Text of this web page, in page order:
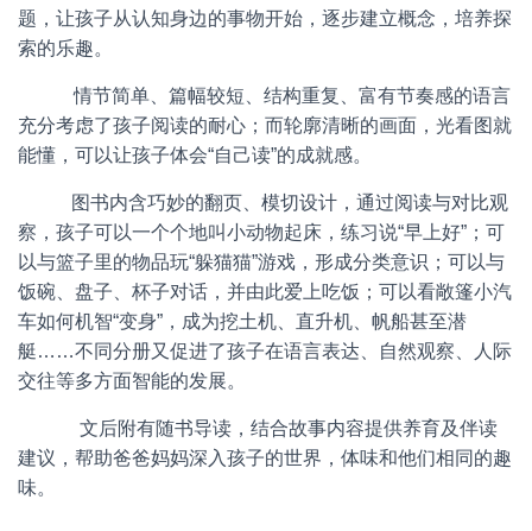
题，让孩子从认知身边的事物开始，逐步建立概念，培养探
索的乐趣。
情节简单、篇幅较短、结构重复、富有节奏感的语言
充分考虑了孩子阅读的耐心；而轮廓清晰的画面，光看图就
能懂，可以让孩子体会“自己读”的成就感。
图书内含巧妙的翻页、模切设计，通过阅读与对比观
察，孩子可以一个个地叫小动物起床，练习说“早上好”；可
以与篮子里的物品玩“躲猫猫”游戏，形成分类意识；可以与
饭碗、盘子、杯子对话，并由此爱上吃饭；可以看敞篷小汽
车如何机智“变身”，成为挖土机、直升机、帆船甚至潜
艇……不同分册又促进了孩子在语言表达、自然观察、人际
交往等多方面智能的发展。
文后附有随书导读，结合故事内容提供养育及伴读
建议，帮助爸爸妈妈深入孩子的世界，体味和他们相同的趣
味。